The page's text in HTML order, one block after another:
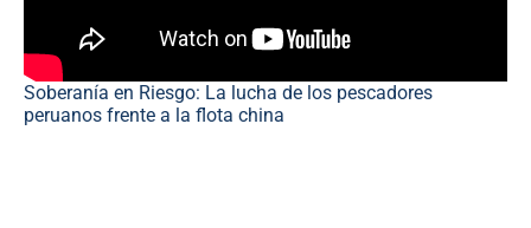
Soberanía en Riesgo: La lucha de los pescadores
peruanos frente a la flota china